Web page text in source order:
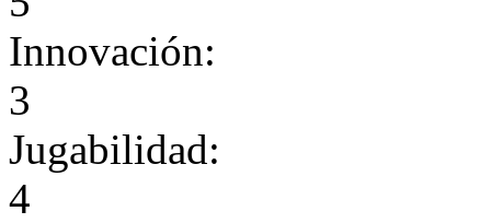
Innovación:
3
Jugabilidad:
4